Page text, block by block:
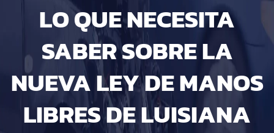
LO QUE NECESITA
SABER SOBRE LA
NUEVA LEY DE MANOS
LIBRES DE LUISIANA